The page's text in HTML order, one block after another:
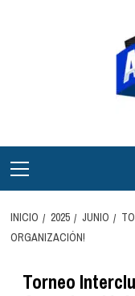
principal
INICIO 2025 JUNIO
ORGANIZACIÓN!
Torneo